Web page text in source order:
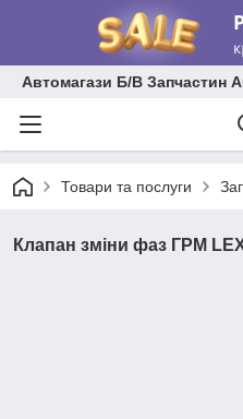
Автомагази Б/В Запчастин
Товари та послуги
Клапан зміни фаз ГРМ